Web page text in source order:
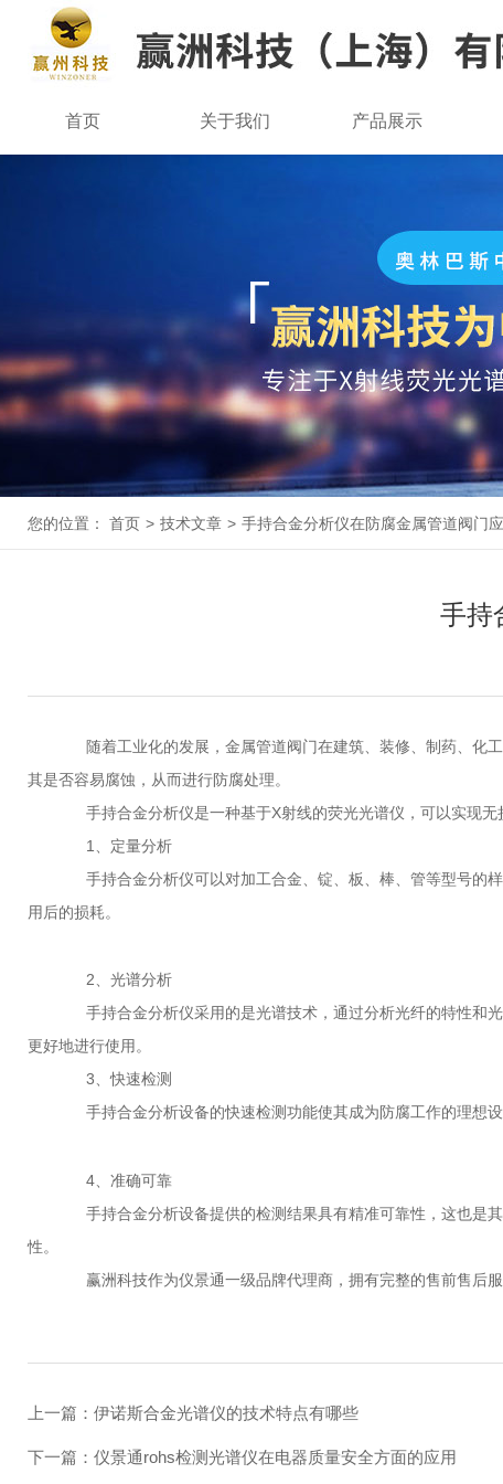
首页 关于我们 产品展示
您的位置： 首页 > 技术文章 > 手持合金分析仪在防腐金属管道阀门应
手持
随着工业化的发展，金属管道阀门在建筑、装修、制药、化工
其是否容易腐蚀，从而进行防腐处理。
手持合金分析仪是一种基于X射线的荧光光谱仪，可以实现无
1、定量分析
手持合金分析仪可以对加工合金、锭、板、棒、管等型号的样
用后的损耗。
2、光谱分析
手持合金分析仪采用的是光谱技术，通过分析光纤的特性和光
更好地进行使用。
3、快速检测
手持合金分析设备的快速检测功能使其成为防腐工作的理想设
4、准确可靠
手持合金分析设备提供的检测结果具有精准可靠性，这也是其
性。
赢洲科技作为仪景通一级品牌代理商，拥有完整的售前售后服
上一篇： 伊诺斯合金光谱仪的技术特点有哪些
下一篇： 仪景通rohs检测光谱仪在电器质量安全方面的应用